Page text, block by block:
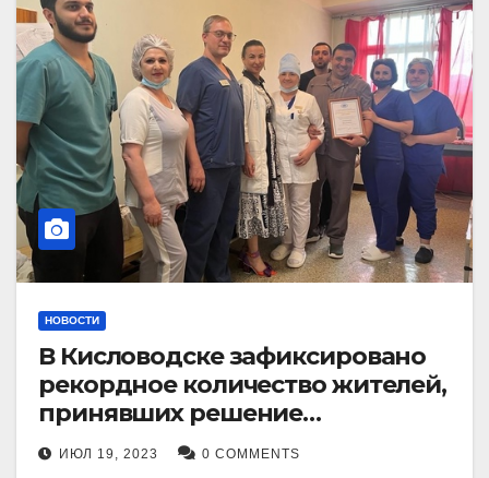
НОВОСТИ
В Кисловодске зафиксировано
рекордное количество жителей,
принявших решение
воспользоваться
установленными мерами, с
ИЮЛ 19, 2023 0 COMMENTS